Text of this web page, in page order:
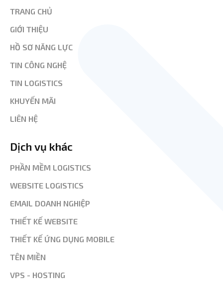
TRANG CHỦ
GIỚI THIỆU
HỒ SƠ NĂNG LỰC
TIN CÔNG NGHỆ
TIN LOGISTICS
KHUYẾN MÃI
LIÊN HỆ
Dịch vụ khác
PHẦN MỀM LOGISTICS
WEBSITE LOGISTICS
EMAIL DOANH NGHIỆP
THIẾT KẾ WEBSITE
THIẾT KẾ ỨNG DỤNG MOBILE
TÊN MIỀN
VPS - HOSTING